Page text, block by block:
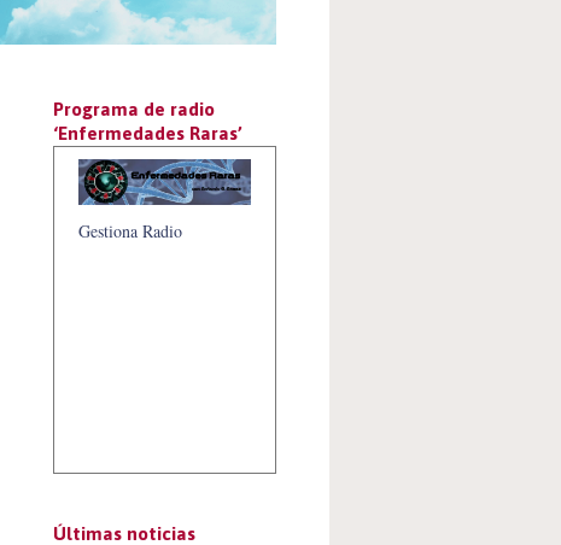
Programa de radio
‘Enfermedades Raras’
Gestiona Radio
Últimas noticias